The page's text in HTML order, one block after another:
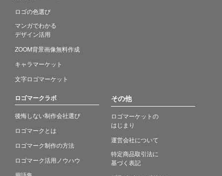
ロゴの色選び
マンガでわかる
デザイン活用
ZOOM背景画像無料作成
キャラマーケット
文字ロゴマーケット
ロゴマークラボ
後悔しない制作会社選び
ロゴマークとは
ロゴマーク制作の方法
ロゴマーク活用ノウハウ
その他
ロゴマーケットの
はじまり
運営会社について
特定商品取引法に
基づく表記